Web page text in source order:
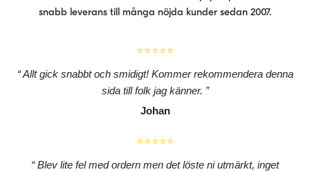
snabb leverans till många nöjda kunder sedan 2007.
⭐⭐⭐⭐⭐
Allt gick snabbt och smidigt! Kommer rekommendera denna
sida till folk jag känner.
Johan
⭐⭐⭐⭐⭐
Blev lite fel med ordern men det löste ni utmärkt, inget